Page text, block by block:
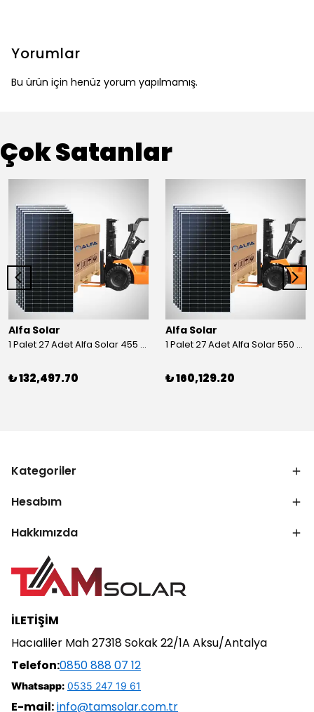
Yorumlar
Bu ürün için henüz yorum yapılmamış.
Çok Satanlar
Alfa Solar
1 Palet 27 Adet Alfa Solar 455 Wp Half-Cut Güneş Paneli
₺ 132,497.70
Alfa Solar
1 Palet 27 Adet Alfa Solar 550 Wp Half-Cut Güneş Paneli
₺ 160,129.20
Kategoriler
Hesabım
Hakkımızda
İLETİŞİM
Hacıaliler Mah 27318 Sokak 22/1A Aksu/Antalya
Telefon:0850 888 07 12
Whatsapp: 0535 247 19 61
E-mail:info@tamsolar.com.tr